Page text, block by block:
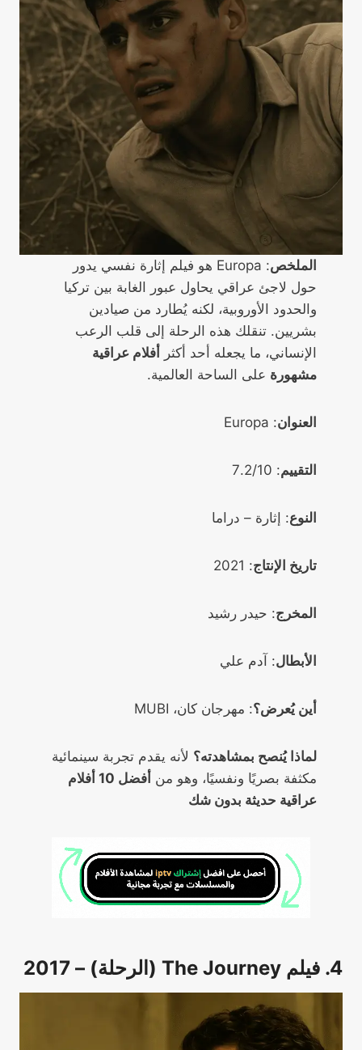
الملخص
: Europa هو فيلم إثارة نفسي يدور
حول لاجئ عراقي يحاول عبور الغابة بين تركيا
والحدود الأوروبية، لكنه يُطارد من صيادين
بشريين. تنقلك هذه الرحلة إلى قلب الرعب
الإنساني، ما يجعله أحد أكثر
أفلام عراقية
مشهورة على الساحة العالمية.
العنوان: Europa
التقييم: 7.2/10
النوع: إثارة – دراما
تاريخ الإنتاج: 2021
المخرج: حيدر رشيد
الأبطال: آدم علي
أين يُعرض؟: مهرجان كان، MUBI
لماذا يُنصح بمشاهدته؟ لأنه يقدم تجربة سينمائية
مكثفة بصريًا ونفسيًا، وهو من
أفضل 10 أفلام
عراقية حديثة بدون شك
4. فيلم The Journey (الرحلة) – 2017